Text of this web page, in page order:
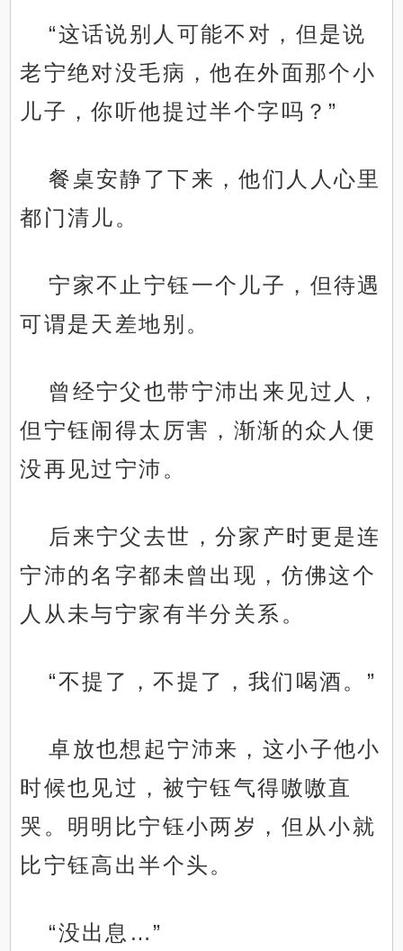
“这话说别人可能不对，但是说
老宁绝对没毛病，他在外面那个小
儿子，你听他提过半个字吗？”
餐桌安静了下来，他们人人心里
都门清儿。
宁家不止宁钰一个儿子，但待遇
可谓是天差地别。
曾经宁父也带宁沛出来见过人，
但宁钰闹得太厉害，渐渐的众人便
没再见过宁沛。
后来宁父去世，分家产时更是连
宁沛的名字都未曾出现，仿佛这个
人从未与宁家有半分关系。
“不提了，不提了，我们喝酒。”
卓放也想起宁沛来，这小子他小
时候也见过，被宁钰气得嗷嗷直
哭。明明比宁钰小两岁，但从小就
比宁钰高出半个头。
“没出息…”